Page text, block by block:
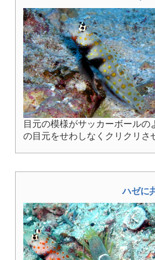
目元の模様がサッカーボール
の目元をせわしなくクリクリさ
ハゼに